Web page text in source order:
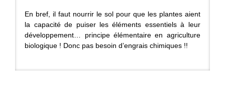
En bref, il faut nourrir le sol pour que les plantes aient
la capacité de puiser les éléments essentiels à leur
développement… principe élémentaire en agriculture
biologique ! Donc pas besoin d’engrais chimiques !!